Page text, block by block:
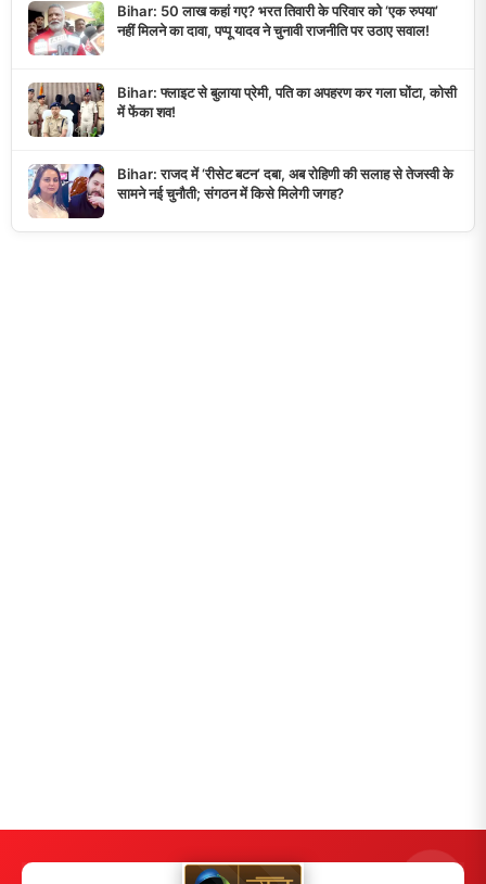
Bihar: 50 लाख कहां गए? भरत तिवारी के परिवार को ‘एक रुपया’
नहीं मिलने का दावा, पप्पू यादव ने चुनावी राजनीति पर उठाए सवाल!
Bihar: फ्लाइट से बुलाया प्रेमी, पति का अपहरण कर गला घोंटा, कोसी
में फेंका शव!
Bihar: राजद में ‘रीसेट बटन’ दबा, अब रोहिणी की सलाह से तेजस्वी के
सामने नई चुनौती; संगठन में किसे मिलेगी जगह?